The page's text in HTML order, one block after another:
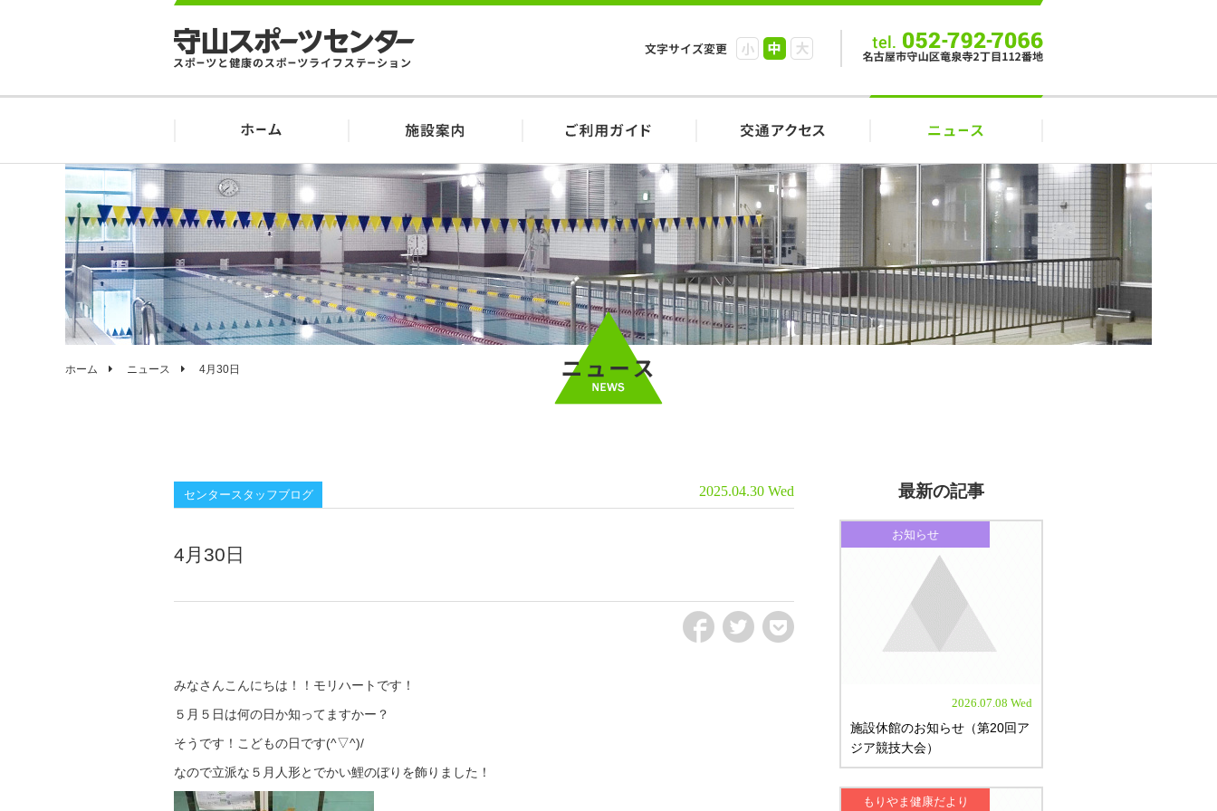
ホーム ニュース 4月30日
2025.04.30 Wed
センタースタッフブログ
4月30日
みなさんこんにちは！！モリハートです！
５月５日は何の日か知ってますかー？
そうです！こどもの日です(^▽^)/
なので立派な５月人形とでかい鯉のぼりを飾りました！
最新の記事
お知らせ
2026.07.08 Wed
施設休館のお知らせ（第20回ア
ジア競技大会）
もりやま健康だより